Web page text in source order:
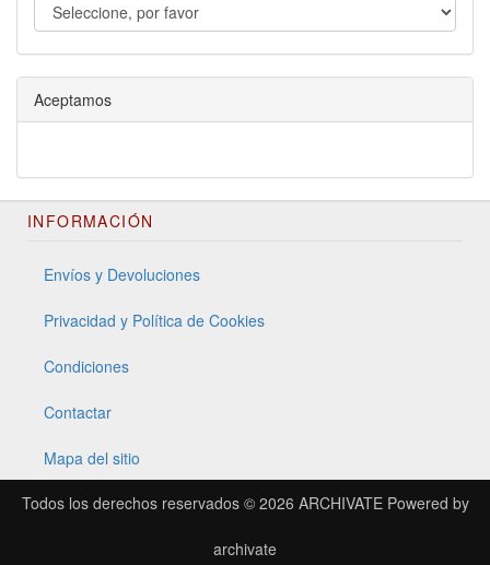
Aceptamos
INFORMACIÓN
Envíos y Devoluciones
Privacidad y Política de Cookies
Condiciones
Contactar
Mapa del sitio
Todos los derechos reservados © 2026 ARCHIVATEPowered by
archivate